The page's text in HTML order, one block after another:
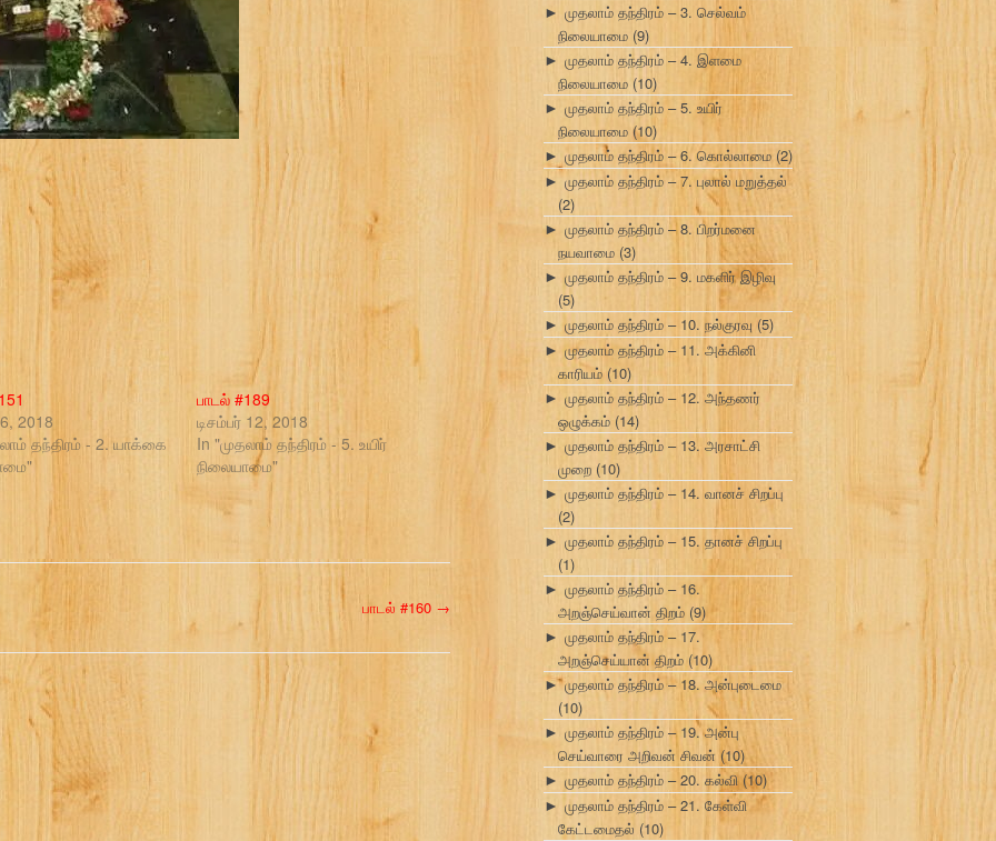
2018
தந்திரம் - 2. யாக்கை
பாடல் #189
டிசம்பர் 12, 2018
In "முதலாம் தந்திரம் - 5. உயிர்
நிலையாமை"
பாடல் #160 →
► முதலாம் தந்திரம் – 3. செல்வம்
நிலையாமை (9)
► முதலாம் தந்திரம் – 4. இளமை
நிலையாமை (10)
► முதலாம் தந்திரம் – 5. உயிர்
நிலையாமை (10)
► முதலாம் தந்திரம் – 6. கொல்லாமை (2)
► முதலாம் தந்திரம் – 7. புலால் மறுத்தல்
(2)
► முதலாம் தந்திரம் – 8. பிறர்மனை
நயவாமை (3)
► முதலாம் தந்திரம் – 9. மகளிர் இழிவு
(5)
► முதலாம் தந்திரம் – 10. நல்குரவு (5)
► முதலாம் தந்திரம் – 11. அக்கினி
காரியம் (10)
► முதலாம் தந்திரம் – 12. அந்தணர்
ஒழுக்கம் (14)
► முதலாம் தந்திரம் – 13. அரசாட்சி
முறை (10)
► முதலாம் தந்திரம் – 14. வானச் சிறப்பு
(2)
► முதலாம் தந்திரம் – 15. தானச் சிறப்பு
(1)
► முதலாம் தந்திரம் – 16.
அறஞ்செய்வான் திறம் (9)
► முதலாம் தந்திரம் – 17.
அறஞ்செய்யான் திறம் (10)
► முதலாம் தந்திரம் – 18. அன்புடைமை
(10)
► முதலாம் தந்திரம் – 19. அன்பு
செய்வாரை அறிவன் சிவன் (10)
► முதலாம் தந்திரம் – 20. கல்வி(10)
► முதலாம் தந்திரம் – 21. கேள்வி
கேட்டமைதல் (10)